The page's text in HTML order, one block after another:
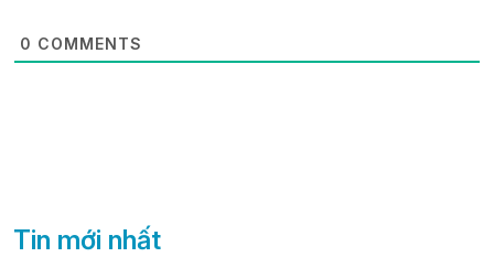
0 COMMENTS
Tin mới nhất